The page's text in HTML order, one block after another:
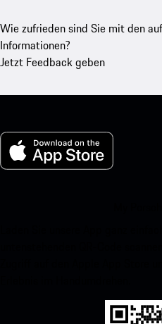
Wie zufrieden sind Sie mit den
Informationen?
Jetzt Feedback geben